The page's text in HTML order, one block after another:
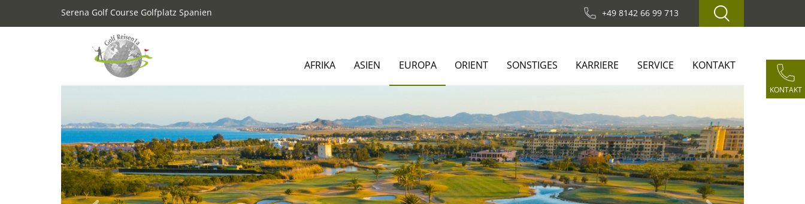
Serena Golf Course Golfplatz Spanien +49 8142 66 99 713
KONTAKT
AFRIKA ASIEN EUROPA ORIENT SONSTIGES KARRIERE SERVICE KONTAKT